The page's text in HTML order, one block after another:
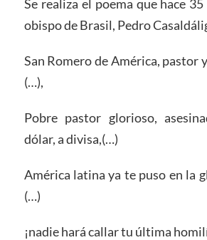
Se realiza el poema que hace
obispo de Brasil, Pedro
San Romero de América, pastor
(…),
Pobre pastor glorioso,
dólar, a divisa,(…)
América latina ya te puso en la
(…)
¡nadie hará callar tu última